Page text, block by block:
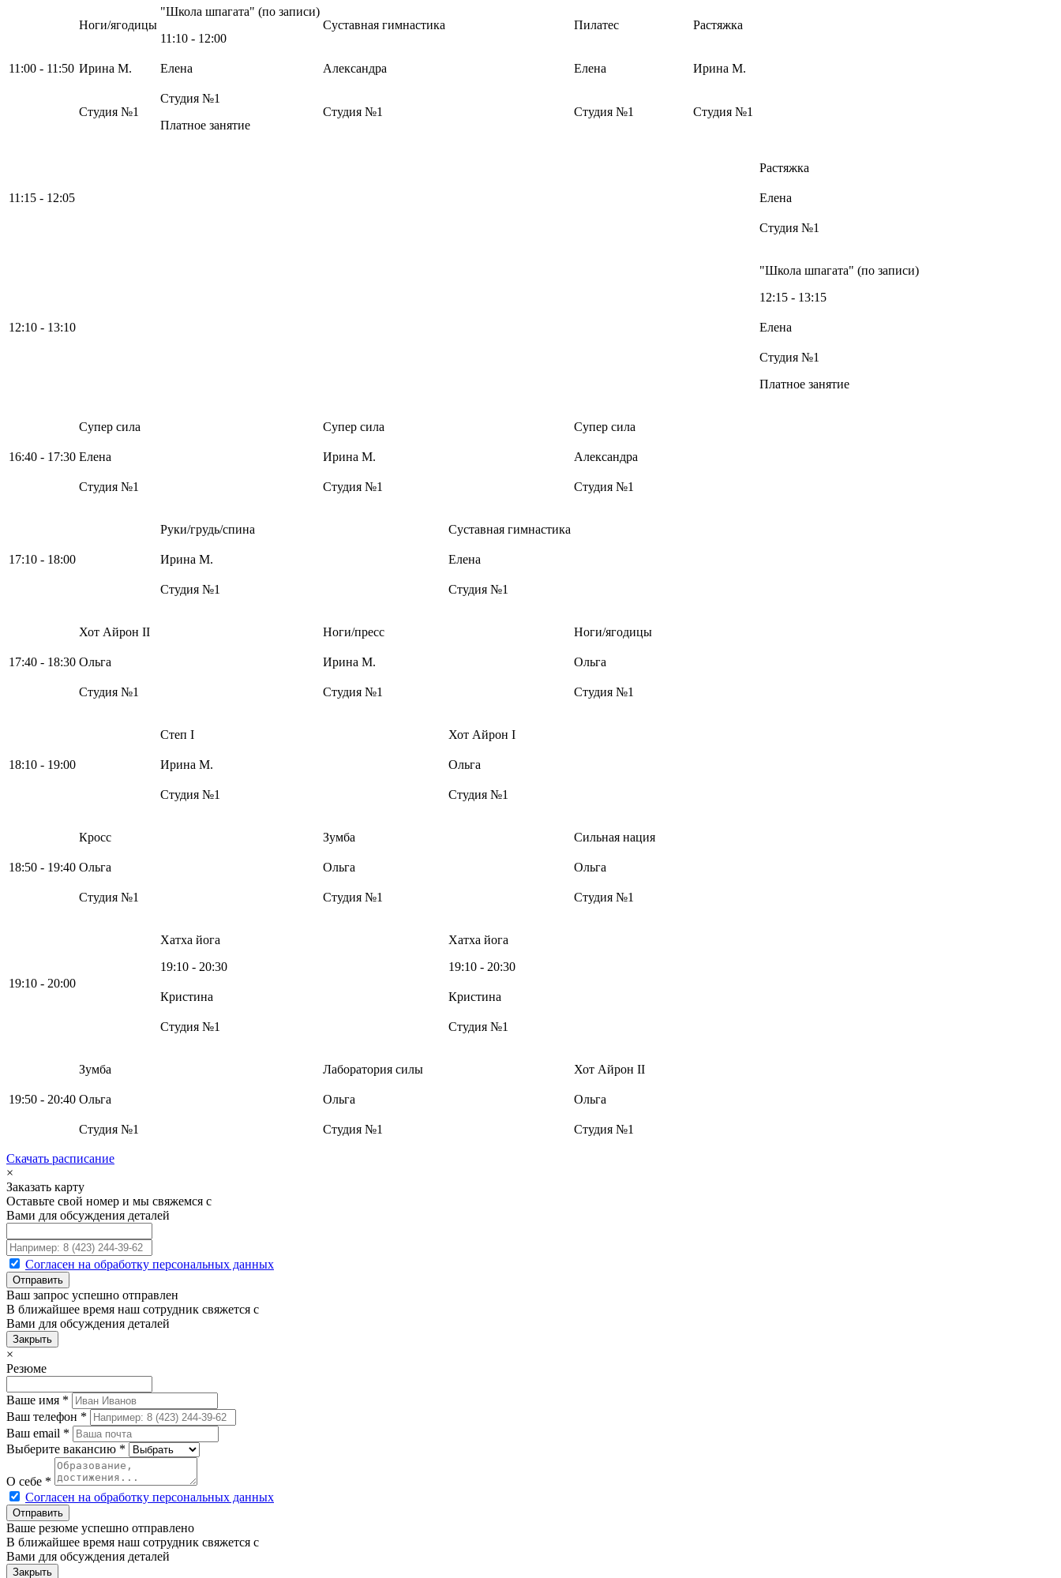
11:00 - 11:50
Ноги/ягодицы
"Школа шпагата" (по записи)
11:10 - 12:00
Суставная гимнастика Пилатес Растяжка
Ирина М. Елена Александра Елена Ирина М.
Студия №1
Студия №1
Платное занятие
Студия №1 Студия №1 Студия №1
11:15 - 12:05
Растяжка
Елена
Студия №1
12:10 - 13:10
"Школа шпагата" (по записи)
12:15 - 13:15
Елена
Студия №1
Платное занятие
16:40 - 17:30
Супер сила Супер сила Супер сила
Елена Ирина М. Александра
Студия №1 Студия №1 Студия №1
17:10 - 18:00
Руки/грудь/спина Суставная гимнастика
Ирина М. Елена
Студия №1 Студия №1
17:40 - 18:30
Хот Айрон II Ноги/пресс Ноги/ягодицы
Ольга Ирина М. Ольга
Студия №1 Студия №1 Студия №1
18:10 - 19:00
Степ I Хот Айрон I
Ирина М. Ольга
Студия №1 Студия №1
18:50 - 19:40
Кросс Зумба Сильная нация
Ольга Ольга Ольга
Студия №1 Студия №1 Студия №1
19:10 - 20:00
Хатха йога
19:10 - 20:30
Хатха йога
19:10 - 20:30
Кристина Кристина
Студия №1 Студия №1
19:50 - 20:40
Зумба Лаборатория силы Хот Айрон II
Ольга Ольга Ольга
Студия №1 Студия №1 Студия №1
Скачать расписание
×
Заказать карту
Оставьте свой номер и мы свяжемся с
Вами для обсуждения деталей
Согласен на обработку персональных данных
Ваш запрос успешно отправлен
В ближайшее время наш сотрудник свяжется с
Вами для обсуждения деталей
Закрыть
×
Резюме
Ваше имя *
Ваш телефон *
Ваш email *
Выберите вакансию *
О себе *
Согласен на обработку персональных данных
Ваше резюме успешно отправлено
В ближайшее время наш сотрудник свяжется с
Вами для обсуждения деталей
Закрыть